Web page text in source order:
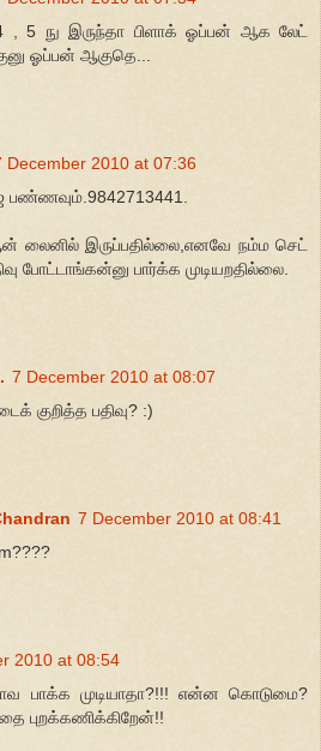
5 நு இருந்தா பிளாக் ஓப்பன் ஆக லேட்
ஓப்பன் ஆகுதெ...
December 2010 at 07:36
பண்ணவும்.9842713441.
லைனில் இருப்பதில்லை,எனவே நம்ம செட்
போட்டாங்கன்னு பார்க்க முடியறதில்லை.
7 December 2010 at 08:07
குறித்த பதிவு? :)
7 December 2010 at 08:41
2010 at 08:54
பாக்க முடியாதா?!!! என்ன கொடுமை?
புறக்கணிக்கிறேன்!!